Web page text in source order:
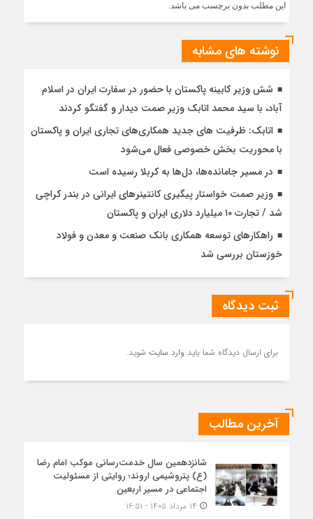
این مطلب بدون برچسب می باشد.
نوشته های مشابه
شش وزیر کابینه پاکستان با حضور در سفارت ایران در اسلام
آباد، با سيد محمد اتابك وزير صمت ديدار و گفتگو كردند
اتابک: ظرفیت های جدید همکاری‌های تجاری ایران و پاکستان
با محوریت بخش خصوصی فعال می‌شود
در مسیر جا‌مانده‌ها، دل‌ها به کربلا رسیده است
وزیر صمت خواستار پیگیری کانتینرهای ایرانی در بندر کراچی
شد / تجارت ۱۰ میلیارد دلاری ایران و پاکستان
راهکارهای توسعه همکاری بانک صنعت و معدن و فولاد
خوزستان بررسی شد
ثبت دیدگاه
برای ارسال دیدگاه شما باید وارد سایت شوید.
آخرین مطالب
شانزدهمین سال خدمت‌رسانی موکب امام رضا
(ع) پتروشیمی اروند؛ روایتی از مسئولیت
اجتماعی در مسیر اربعین